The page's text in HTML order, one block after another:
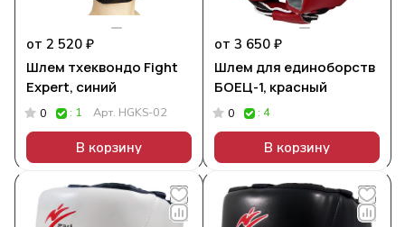
от 2 520 ₽
Шлем тхеквондо Fight
Expert, синий
0 : 1 Арт. HGKS-02
В корзину
от 3 650 ₽
Шлем для единоборств
БОЕЦ-1, красный
0 : 4
В корзину